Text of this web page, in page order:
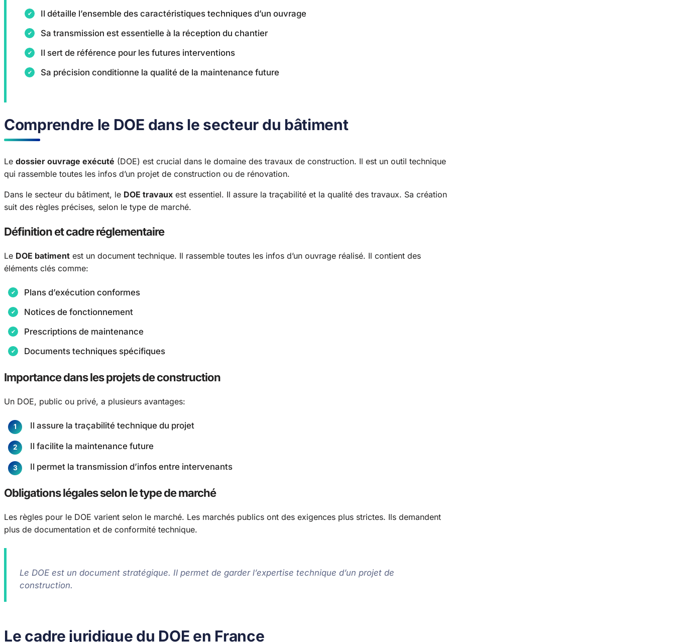
Il détaille l’ensemble des caractéristiques techniques d’un ouvrage
Sa transmission est essentielle à la réception du chantier
Il sert de référence pour les futures interventions
Sa précision conditionne la qualité de la maintenance future
Comprendre le DOE dans le secteur du bâtiment
Le dossier ouvrage exécuté (DOE) est crucial dans le domaine des travaux de construction. Il est un outil technique
qui rassemble toutes les infos d’un projet de construction ou de rénovation.
Dans le secteur du bâtiment, le DOE travaux est essentiel. Il assure la traçabilité et la qualité des travaux. Sa création
suit des règles précises, selon le type de marché.
Définition et cadre réglementaire
Le DOE batiment est un document technique. Il rassemble toutes les infos d’un ouvrage réalisé. Il contient des
éléments clés comme:
Plans d’exécution conformes
Notices de fonctionnement
Prescriptions de maintenance
Documents techniques spécifiques
Importance dans les projets de construction
Un DOE, public ou privé, a plusieurs avantages:
Il assure la traçabilité technique du projet
Il facilite la maintenance future
Il permet la transmission d’infos entre intervenants
Obligations légales selon le type de marché
Les règles pour le DOE varient selon le marché. Les marchés publics ont des exigences plus strictes. Ils demandent
plus de documentation et de conformité technique.
Le DOE est un document stratégique. Il permet de garder l’expertise technique d’un projet de
construction.
Le cadre juridique du DOE en France